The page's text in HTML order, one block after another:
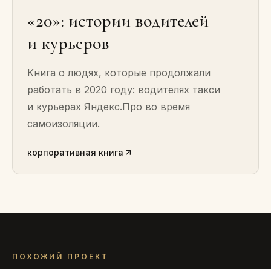
«20»: истории водителей
и курьеров
Книга о людях, которые продолжали
работать в 2020 году: водителях такси
и курьерах Яндекс.Про во время
самоизоляции.
корпоративная книга
ПОХОЖИЙ ПРОЕКТ